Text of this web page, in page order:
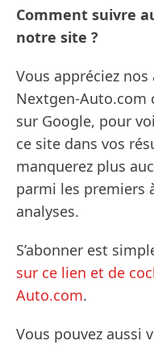
Comment suivre
notre site ?
Vous appréciez
Nextgen-Auto.com
sur Google, pour
ce site dans vos
manquerez plus
parmi les premiers
analyses.
S’abonner est
sur ce lien et de
Auto.com.
Vous pouvez aussi